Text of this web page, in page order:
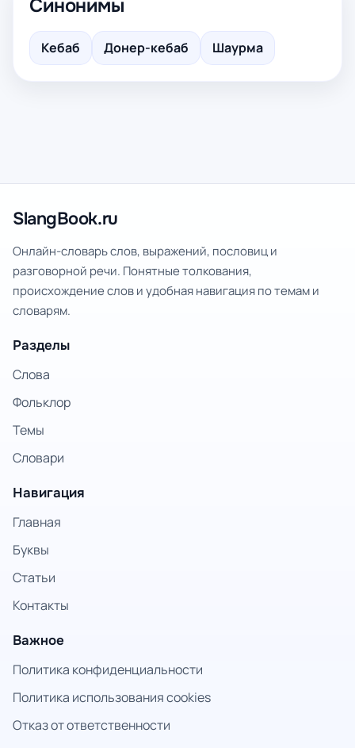
Синонимы
Кебаб Донер-кебаб Шаурма
SlangBook.ru
Онлайн-словарь слов, выражений, пословиц и
разговорной речи. Понятные толкования,
происхождение слов и удобная навигация по темам и
словарям.
Разделы
Слова
Фольклор
Темы
Словари
Навигация
Главная
Буквы
Статьи
Контакты
Важное
Политика конфиденциальности
Политика использования cookies
Отказ от ответственности